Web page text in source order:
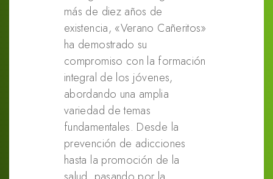
más de diez años de
existencia, «Verano Cañeritos»
ha demostrado su
compromiso con la formación
integral de los jóvenes,
abordando una amplia
variedad de temas
fundamentales. Desde la
prevención de adicciones
hasta la promoción de la